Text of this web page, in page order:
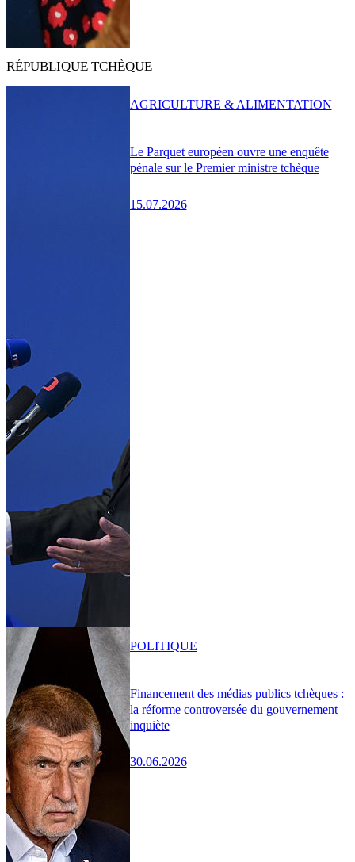
RÉPUBLIQUE TCHÈQUE
Le Parquet européen ouvre une enquête
pénale sur le Premier ministre tchèque
15.07.2026
AGRICULTURE & ALIMENTATION
Financement des médias publics tchèques :
la réforme controversée du gouvernement
inquiète
30.06.2026
POLITIQUE